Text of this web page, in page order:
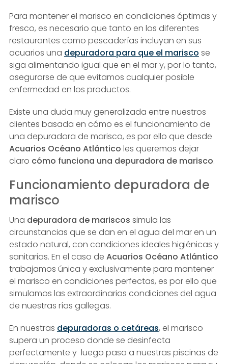
Para mantener el marisco en condiciones óptimas y
fresco, es necesario que tanto en los diferentes
restaurantes como pescaderías incluyan en sus
acuarios una depuradora para que el marisco se
siga alimentando igual que en el mar y, por lo tanto,
asegurarse de que evitamos cualquier posible
enfermedad en los productos.
Existe una duda muy generalizada entre nuestros
clientes basada en cómo es el funcionamiento de
una depuradora de marisco, es por ello que desde
Acuarios Océano Atlántico les queremos dejar
claro cómo funciona una depuradora de marisco.
Funcionamiento depuradora de
marisco
Una depuradora de mariscos simula las
circunstancias que se dan en el agua del mar en un
estado natural, con condiciones ideales higiénicas y
sanitarias. En el caso de Acuarios Océano Atlántico
trabajamos única y exclusivamente para mantener
el marisco en condiciones perfectas, es por ello que
simulamos las extraordinarias condiciones del agua
de nuestras rías gallegas.
En nuestras depuradoras o cetáreas, el marisco
supera un proceso donde se desinfecta
perfectamente y luego pasa a nuestras piscinas de